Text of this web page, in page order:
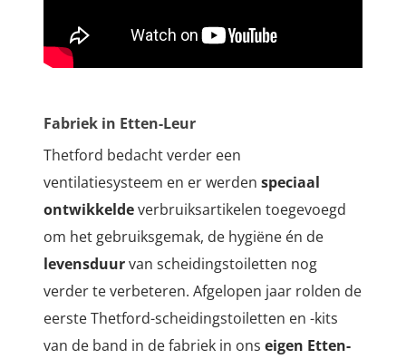
Fabriek in Etten-Leur
Thetford bedacht verder een
ventilatiesysteem en er werden speciaal
ontwikkeldeverbruiksartikelen toegevoegd
om het gebruiksgemak, de hygiëne én de
levensduurvan scheidingstoiletten nog
verder te verbeteren. Afgelopen jaar rolden de
eerste Thetford-scheidingstoiletten en -kits
van de band in de fabriek in ons eigen Etten-